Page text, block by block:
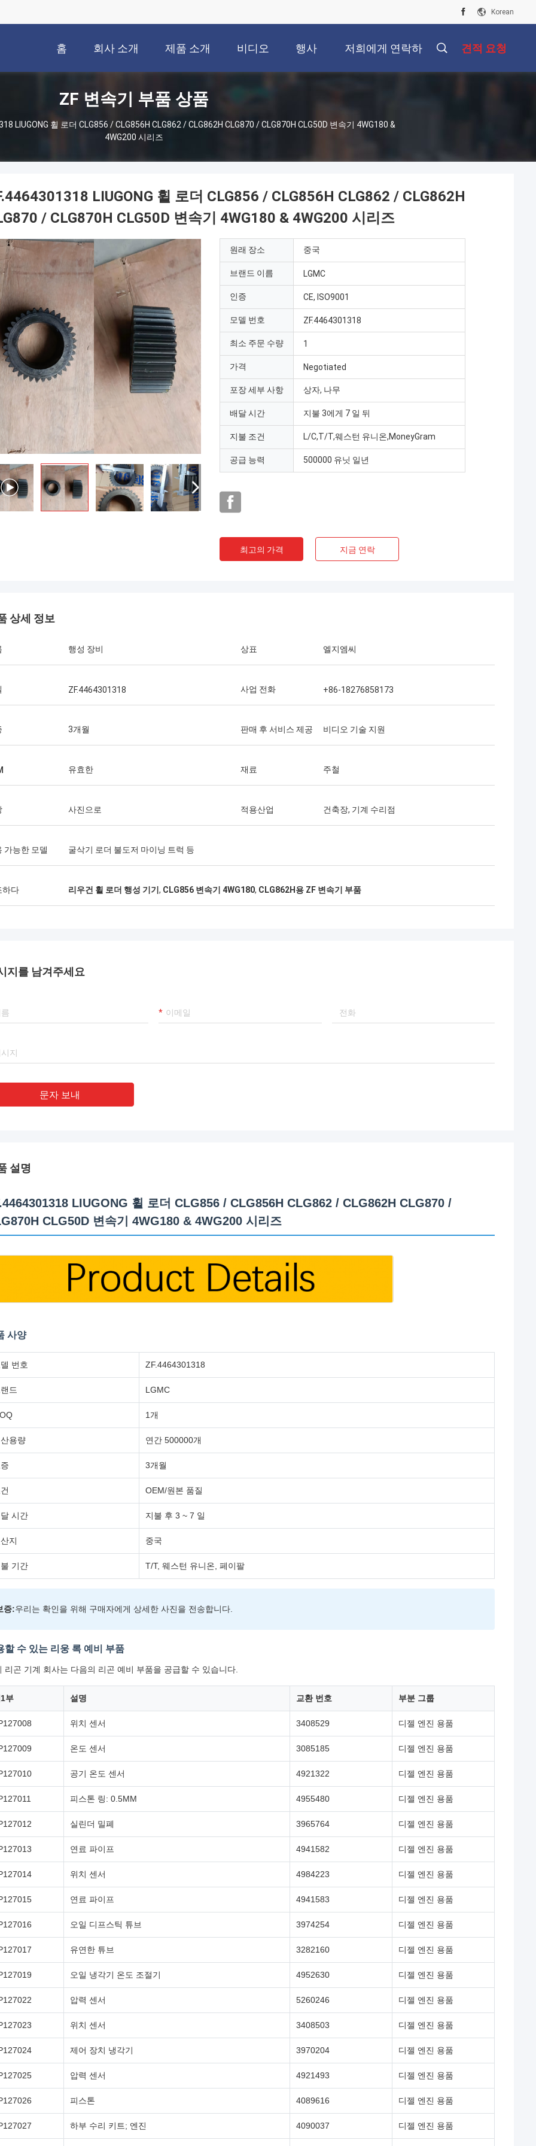
Korean
홈 회사 소개 제품 소개 비디오 행사 저희에게 연락하 견적 요청
ZF 변속기 부품 상품
LIUGONG 휠 로더 CLG856 / CLG856H CLG862 / CLG862H CLG870 / CLG870H CLG50D 변속기 4WG180 &
4WG200 시리즈
LIUGONG 휠 로더 CLG856 / CLG856H CLG862 / CLG862H
/ CLG870H CLG50D 변속기 4WG180 & 4WG200 시리즈
원래 장소 중국
브랜드 이름 LGMC
인증 CE, ISO9001
모델 번호 ZF.4464301318
최소 주문 수량 1
가격 Negotiated
포장 세부 사항 상자, 나무
배달 시간 지불 3에게 7 일 뒤
지불 조건 L/C,T/T,웨스턴 유니온,MoneyGram
공급 능력 500000 유닛 일년
최고의 가격 지금 연락
상세 정보
행성 장비 상표 엘지엠씨
ZF.4464301318 사업 전화 +86-18276858173
3개월 판매 후 서비스 제공 비디오 기술 지원
유효한 재료 주철
사진으로 적용산업 건축장, 기계 수리점
가능한 모델 굴삭기 로더 불도저 마이닝 트럭 등
하다 리우건 휠 로더 행성 기기 , CLG856 변속기 4WG180, CLG862H용 ZF 변속기 부품
지를 남겨주세요
문자 보내
설명
LIUGONG 휠 로더 CLG856 / CLG856H CLG862 / CLG862H CLG870 /
CLG50D 변속기 4WG180 & 4WG200 시리즈
사양
번호 ZF.4464301318
드 LGMC
1개
용량 연간 500000개
3개월
OEM/원본 품질
시간 지불 후 3 ~ 7 일
지 중국
기간 T/T, 웨스턴 유니온, 페이팔
증:우리는 확인을 위해 구매자에게 상세한 사진을 전송합니다.
할 수 있는 리웅 록 예비 부품
리곤 기계 회사는 다음의 리곤 예비 부품을 공급할 수 있습니다.
부 설명 교환 번호 부분 그룹
위치 센서 3408529 디젤 엔진 용품
온도 센서 3085185 디젤 엔진 용품
공기 온도 센서 4921322 디젤 엔진 용품
피스톤 링: 0.5MM 4955480 디젤 엔진 용품
실린더 밀폐 3965764 디젤 엔진 용품
연료 파이프 4941582 디젤 엔진 용품
위치 센서 4984223 디젤 엔진 용품
연료 파이프 4941583 디젤 엔진 용품
오일 디프스틱 튜브 3974254 디젤 엔진 용품
유연한 튜브 3282160 디젤 엔진 용품
오일 냉각기 온도 조절기 4952630 디젤 엔진 용품
압력 센서 5260246 디젤 엔진 용품
위치 센서 3408503 디젤 엔진 용품
제어 장치 냉각기 3970204 디젤 엔진 용품
압력 센서 4921493 디젤 엔진 용품
피스톤 4089616 디젤 엔진 용품
하부 수리 키트; 엔진 4090037 디젤 엔진 용품